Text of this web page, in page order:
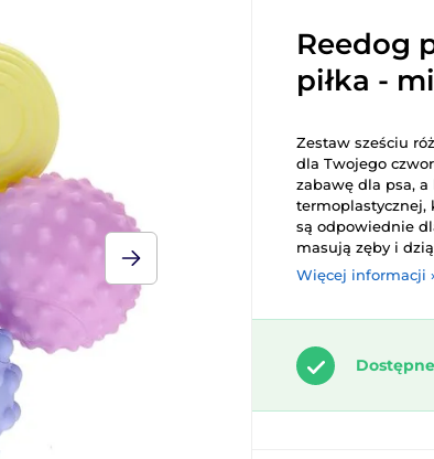
Reedog
piłka -
Zestaw sześciu
dla Twojego
zabawę dla psa,
termoplastycznej,
są odpowiednie
masują zęby i
Więcej informacji ›